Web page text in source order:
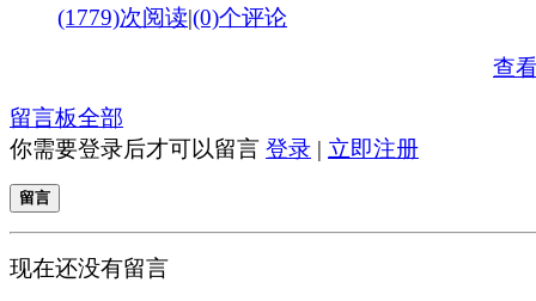
(1779)次阅读|(0)个评论
查
留言板全部
你需要登录后才可以留言 登录 | 立即注册
留言
现在还没有留言